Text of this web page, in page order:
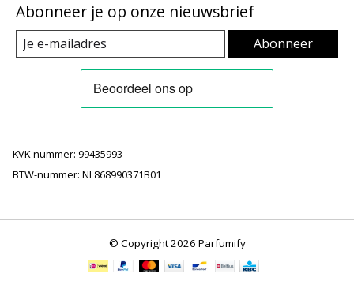
Abonneer je op onze nieuwsbrief
Abonneer
KVK-nummer: 99435993
BTW-nummer: NL868990371B01
© Copyright 2026 Parfumify